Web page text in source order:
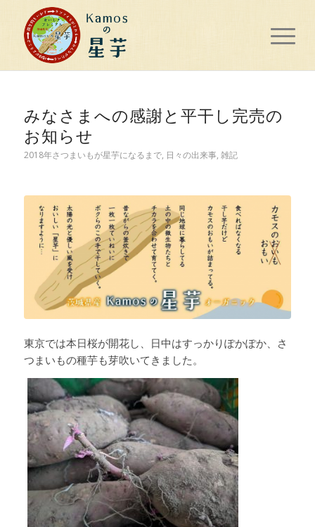
みなさまへの感謝と平干し完売の
お知らせ
2018年さつまいもが星芋になるまで, 日々の出来事, 雑記
東京では本日桜が開花し、日中はすっかりぽかぽか、さ
つまいもの種芋も芽吹いてきました。